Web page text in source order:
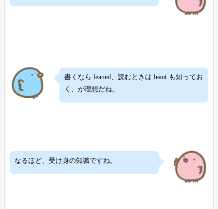
書くなら leaned、読むときは leant も知ってお
く、が理想だね。
なるほど、受け身の知識ですね。